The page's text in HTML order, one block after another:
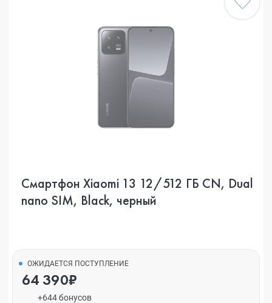
Смартфон Xiaomi 13 12/512 ГБ CN, Dual
nano SIM, Black, черный
ОЖИДАЕТСЯ ПОСТУПЛЕНИЕ
64 390₽
+644 бонусов